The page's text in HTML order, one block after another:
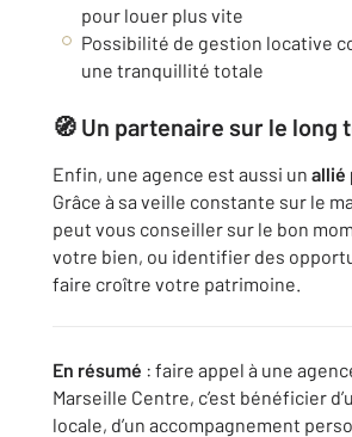
pour louer plus vite
Possibilité de gestion locative
une tranquillité totale
🧭 Un partenaire sur le long
Enfin, une agence est aussi un allié
Grâce à sa veille constante sur le
peut vous conseiller sur le bon
votre bien, ou identifier des
faire croître votre patrimoine.
En résumé : faire appel à une
Marseille Centre, c’est bénéficier
locale, d’un accompagnement